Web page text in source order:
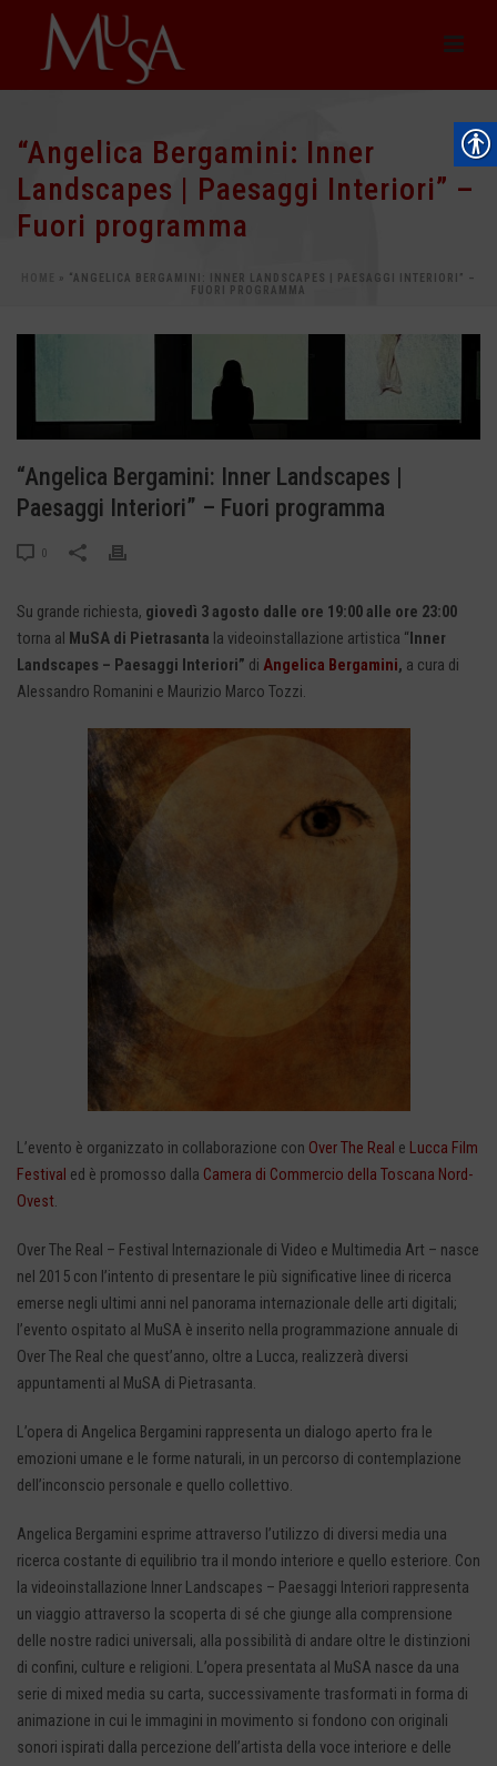
“Angelica Bergamini: Inner
Landscapes | Paesaggi Interiori” –
Fuori programma
» “ANGELICA BERGAMINI: INNER LANDSCAPES | PAESAGGI INTERIORI” –
FUORI PROGRAMMA
“Angelica Bergamini: Inner Landscapes |
Paesaggi Interiori” – Fuori programma
0
Su grande richiesta, giovedì 3 agosto dalle ore 19:00 alle ore 23:00
torna al MuSA di Pietrasanta la videoinstallazione artistica “ Inner
Landscapes – Paesaggi Interiori” di Angelica Bergamini, a cura di
Alessandro Romanini e Maurizio Marco Tozzi.
L’evento è organizzato in collaborazione con Over The Real e Lucca Film
Festival ed è promosso dalla Camera di Commercio della Toscana Nord-
Ovest.
Over The Real – Festival Internazionale di Video e Multimedia Art – nasce
nel 2015 con l’intento di presentare le più significative linee di ricerca
emerse negli ultimi anni nel panorama internazionale delle arti digitali;
l’evento ospitato al MuSA è inserito nella programmazione annuale di
Over The Real che quest’anno, oltre a Lucca, realizzerà diversi
appuntamenti al MuSA di Pietrasanta.
L’opera di Angelica Bergamini rappresenta un dialogo aperto fra le
emozioni umane e le forme naturali, in un percorso di contemplazione
dell’inconscio personale e quello collettivo.
Angelica Bergamini esprime attraverso l’utilizzo di diversi media una
ricerca costante di equilibrio tra il mondo interiore e quello esteriore. Con
la videoinstallazione Inner Landscapes – Paesaggi Interiori rappresenta
un viaggio attraverso la scoperta di sé che giunge alla comprensione
delle nostre radici universali, alla possibilità di andare oltre le distinzioni
di confini, culture e religioni. L’opera presentata al MuSA nasce da una
serie di mixed media su carta, successivamente trasformati in forma di
animazione in cui le immagini in movimento si fondono con originali
sonori ispirati dalla percezione dell’artista della voce interiore e delle